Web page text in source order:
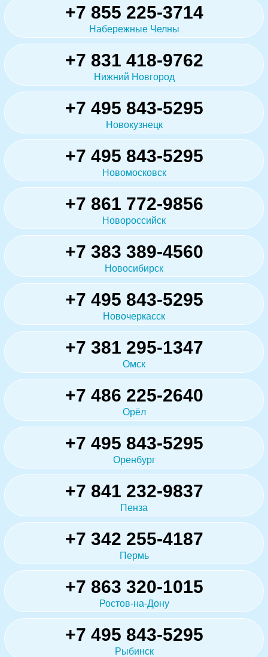
+7 855 225-3714
Набережные Челны
+7 831 418-9762
Нижний Новгород
+7 495 843-5295
Новокузнецк
+7 495 843-5295
Новомосковск
+7 861 772-9856
Новороссийск
+7 383 389-4560
Новосибирск
+7 495 843-5295
Новочеркасск
+7 381 295-1347
Омск
+7 486 225-2640
Орёл
+7 495 843-5295
Оренбург
+7 841 232-9837
Пенза
+7 342 255-4187
Пермь
+7 863 320-1015
Ростов-на-Дону
+7 495 843-5295
Рыбинск